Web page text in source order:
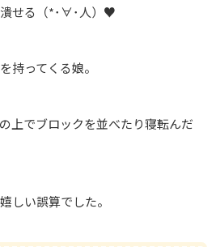
潰せる（*･∀･人）♥
持ってくる娘。
上でブロックを並べたり寝転んだ
しい誤算でした。